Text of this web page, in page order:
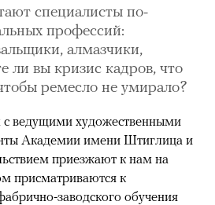
специалисты по-
профессий:
алмазчики,
ли вы кризис кадров, что
ремесло не умирало?
ведущими художественными
Академии имени Штиглица и
приезжают к нам на
присматриваются к
заводского обучения